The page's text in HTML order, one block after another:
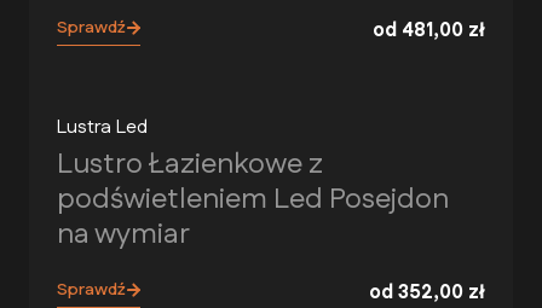
Sprawdź od 481,00 zł
Lustra Led
Lustro Łazienkowe z
podświetleniem Led Posejdon
na wymiar
Sprawdź od352,00 zł